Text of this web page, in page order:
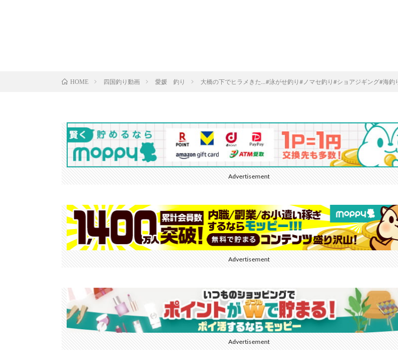
HOME 四国釣り動画 愛媛 釣り 大橋の下でヒラメきた...#泳がせ釣り#ノマセ釣り#ショアジギング#海
Advertisement
Advertisement
Advertisement